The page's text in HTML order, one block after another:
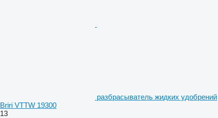
разбрасыватель жидких удобрений
Briri VTTW 19300
13